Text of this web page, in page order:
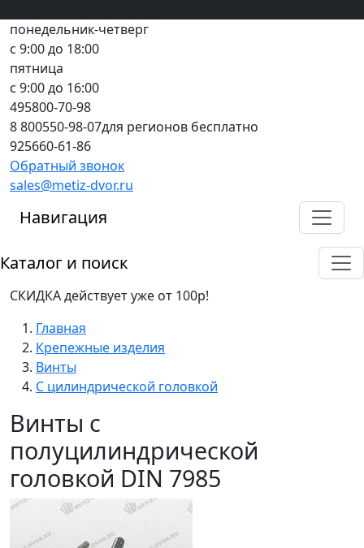
понедельник-четверг
с 9:00 до 18:00
пятница
с 9:00 до 16:00
495800-70-98
8 800550-98-07для регионов бесплатно
925660-61-86
Обратный звонок
sales@metiz-dvor.ru
Навигация
Каталог и поиск
СКИДКА действует уже от 100р!
Главная
Крепежные изделия
Винты
С цилиндрической головкой
Винты с
полуцилиндрической
головкой DIN 7985